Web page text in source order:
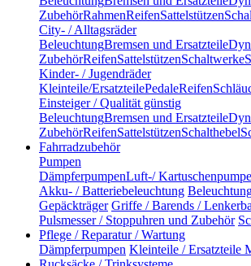
ZubehörRahmenReifenSattelstützen
City- / Alltagsräder
BeleuchtungBremsen und Ersatzteile
ZubehörReifenSattelstützenSchaltwerke
Kinder- / Jugendräder
Kleinteile/ErsatzteilePedaleReifen
Einsteiger / Qualität günstig
BeleuchtungBremsen und Ersatzteile
ZubehörReifenSattelstützenSchalthebel
Fahrradzubehör
Pumpen
DämpferpumpenLuft-/
Akku- / Batteriebeleuchtung
Gepäckträger Griffe / Barends /
Pulsmesser / Stoppuhren und Zubehör
Pflege / Reparatur / Wartung
Dämpferpumpen Kleinteile / Ersatzteile